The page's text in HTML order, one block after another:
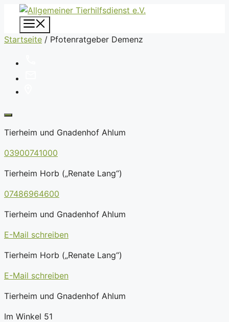
Zum
Inhalt
springen
Startseite / Pfotenratgeber Demenz
Tierheim und Gnadenhof Ahlum
03900741000
Tierheim Horb („Renate Lang“)
07486964600
Tierheim und Gnadenhof Ahlum
E-Mail schreiben
Tierheim Horb („Renate Lang“)
E-Mail schreiben
Tierheim und Gnadenhof Ahlum
Im Winkel 51